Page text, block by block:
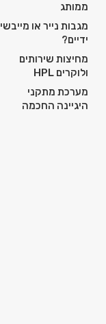
ממותג
מגבות נייר או מייבשי
ידיים?
מחיצות שירותים
ולוקרים HPL
מערכת מתקני
היגיינה החכמה